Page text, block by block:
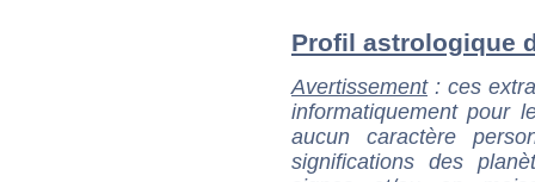
Profil astrologique
Avertissement: ces
informatiquement pour
aucun caractère
significations des